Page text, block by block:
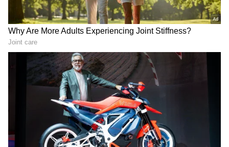
Related Articles
ಜೈಲಿನಲ್ಲಿ ನಟ ದರ್ಶನ್‌ಗೆ ಏನೆಲ್ಲಾ ಸವಲತ್ತು ಸಿಕ್ತಿದೆ?
ಕಾರಗೃಹದಿಂದ ಸುಪ್ರೀಂ ಕೋರ್ಟ್‌ಗೆ ಕಂಪ್ಲೀಟ್ ವರದಿ
Darshan Case Shocking: ಜೈಲಿನಲ್ಲೇ ನಟ ದರ್ಶನ್
ಲಾಕ್; ಕೇಸ್ ವಿಚಾರಣೆ ಇನ್ನೂ ವಿಳಂಬವಾದ್ರೆ